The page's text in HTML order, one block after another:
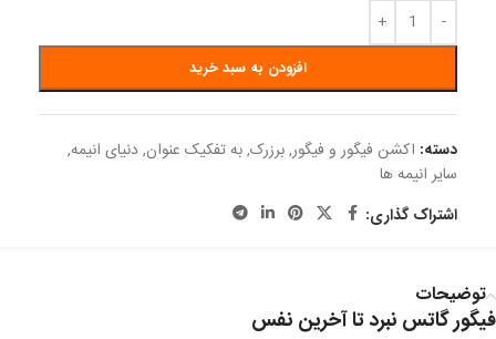
افزودن به سبد خرید
دسته: اکشن فیگور و فیگور,برزرک,به تفکیک عنوان,دنیای انیمه,
سایر انیمه ها
اشتراک گذاری:
توضیحات
فیگور گاتس نبرد تا آخرین نفس